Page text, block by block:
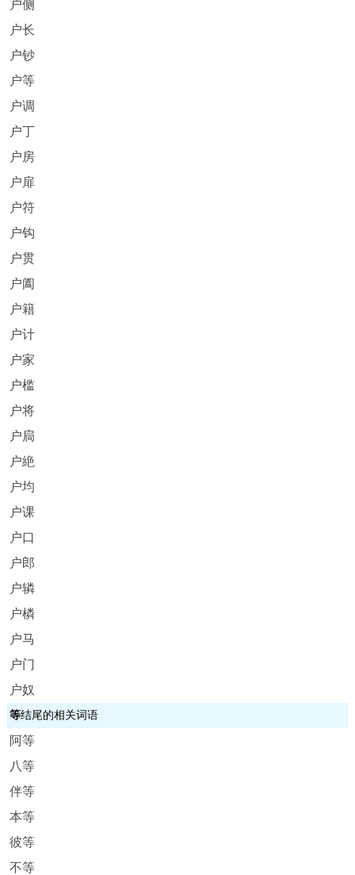
户侧
户长
户钞
户等
户调
户丁
户房
户扉
户符
户钩
户贯
户阖
户籍
户计
户家
户槛
户将
户扃
户絶
户均
户课
户口
户郎
户辚
户橉
户马
户门
户奴
等结尾的相关词语
阿等
八等
伴等
本等
彼等
不等